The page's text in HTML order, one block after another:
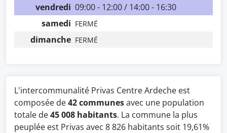
vendredi 09:00 - 12:00 / 14:00 - 16:30
samedi FERMÉ
dimanche FERMÉ
L'intercommunalité Privas Centre Ardeche est
composée de42 communesavec une population
totale de45 008 habitants. La commune la plus
peuplée est Privas avec 8 826 habitants soit 19,61%